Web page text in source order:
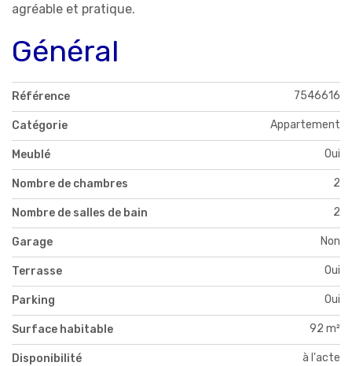
agréable et pratique.
Général
Référence 7546616
Catégorie Appartement
Meublé Oui
Nombre de chambres 2
Nombre de salles de bain 2
Garage Non
Terrasse Oui
Parking Oui
Surface habitable 92 m²
Disponibilité à l'acte